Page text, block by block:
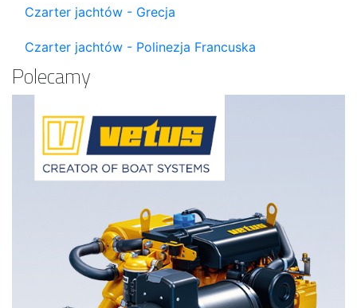
Czarter jachtów - Grecja
Czarter jachtów - Polinezja Francuska
Polecamy